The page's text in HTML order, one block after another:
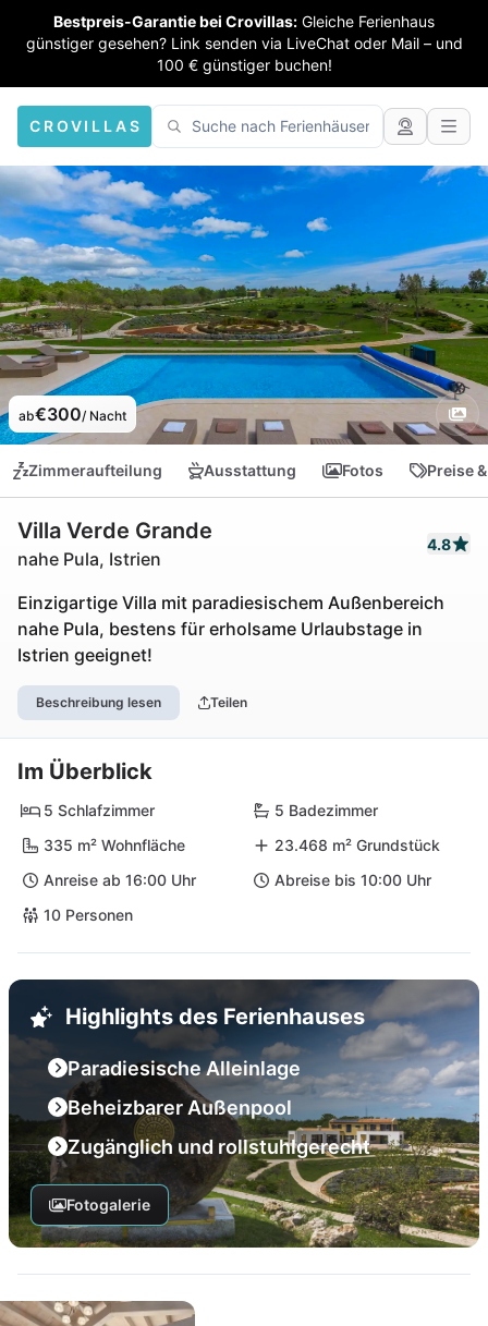
Bestpreis-Garantie bei Crovillas: Gleiche Ferienhaus
günstiger gesehen? Link senden via LiveChat oder Mail – und
100 € günstiger buchen!
CROVILLAS
ab€300/ Nacht
Zimmeraufteilung Ausstattung Fotos Preise
Villa Verde Grande
nahe Pula, Istrien
4.8
Einzigartige Villa mit paradiesischem Außenbereich
nahe Pula, bestens für erholsame Urlaubstage in
Istrien geeignet!
Beschreibung lesen Teilen
Im Überblick
5 Schlafzimmer
5 Badezimmer
335 m² Wohnfläche
23.468 m² Grundstück
Anreise ab 16:00 Uhr
Abreise bis 10:00 Uhr
10 Personen
Highlights des Ferienhauses
Paradiesische Alleinlage
Beheizbarer Außenpool
Zugänglich und rollstuhlgerecht
Fotogalerie